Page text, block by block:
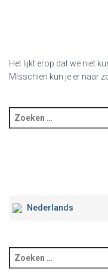
Het lijkt erop dat we niet
Misschien kun je er naar
Nederlands